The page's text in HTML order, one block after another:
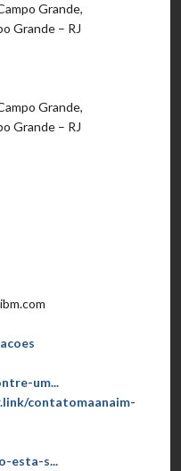
Grande,
Grande – RJ
Grande,
Grande – RJ
um...
contatomaanaim-
esta-s...